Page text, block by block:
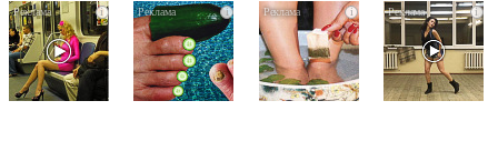
i
Королева
вагона
отожгла!
Видео
i
дней
исчезнет
даже
i
Этот
трюк
уничтожает
грибок
i